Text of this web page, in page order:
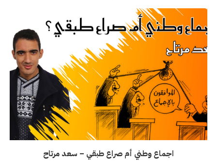
اجماع وطني أم صراع طبقي – سعد مرتاح